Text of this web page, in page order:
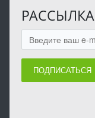
РАССЫЛКА
ПОДПИСАТЬСЯ